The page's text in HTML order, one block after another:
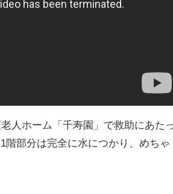
人ホーム「千寿園」で救助にあた
階部分は完全に水につかり、めちゃ